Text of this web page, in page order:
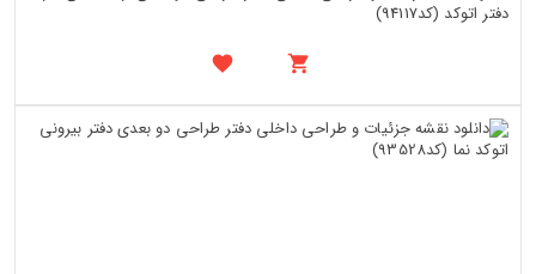
دفتر اتوکد (کد94117)